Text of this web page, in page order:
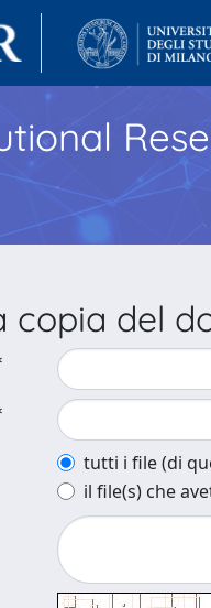
copia del
tutti i file (di
il file(s) che